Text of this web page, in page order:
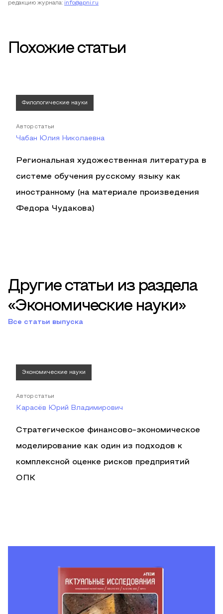
редакцию журнала: info@apni.ru
Похожие статьи
Филологические науки
Автор статьи
Чабан Юлия Николаевна
Региональная художественная литература в
системе обучения русскому языку как
иностранному (на материале произведения
Федора Чудакова)
Другие статьи из раздела
«Экономические науки»
Все статьи выпуска
Экономические науки
Автор статьи
Карасёв Юрий Владимирович
Стратегическое финансово-экономическое
моделирование как один из подходов к
комплексной оценке рисков предприятий
ОПК